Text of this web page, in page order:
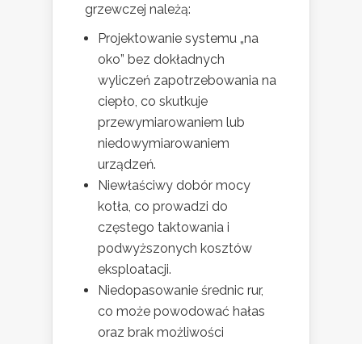
grzewczej należą:
Projektowanie systemu „na
oko” bez dokładnych
wyliczeń zapotrzebowania na
ciepło, co skutkuje
przewymiarowaniem lub
niedowymiarowaniem
urządzeń.
Niewłaściwy dobór mocy
kotła, co prowadzi do
częstego taktowania i
podwyższonych kosztów
eksploatacji.
Niedopasowanie średnic rur,
co może powodować hałas
oraz brak możliwości